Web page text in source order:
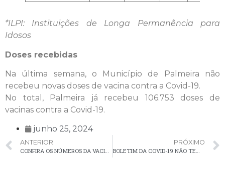
*ILPI: Instituições de Longa Permanência para
Idosos
Doses recebidas
Na última semana, o Município de Palmeira não
recebeu novas doses de vacina contra a Covid-19.
No total, Palmeira já recebeu 106.753 doses de
vacinas contra a Covid-19.
junho 25, 2024
ANTERIOR
CONFIRA OS NÚMEROS DA VACINAÇÃO CONTRA A POLIOMIELITE EM PALMEIRA
PRÓXIMO
BOLETIM DA COVID-19 NÃO TEM NOVOS CASOS EM PALMEIRA NA ÚLTIMA SEMANA